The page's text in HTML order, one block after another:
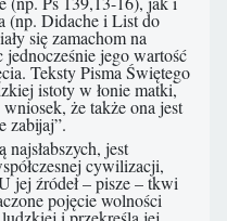
(np. Didache i List do
się zamachom na
jego wartość
Teksty Pisma Świętego
istoty w łonie matki,
że także ona jest
zabijaj”.
jest
cywilizacji,
jej źródeł – pisze – tkwi
pojęcie wolności